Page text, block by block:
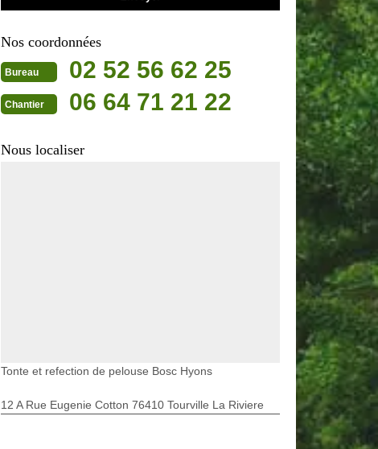
Nos coordonnées
Bureau 02 52 56 62 25
Chantier 06 64 71 21 22
Nous localiser
Tonte et refection de pelouse Bosc Hyons
12 A Rue Eugenie Cotton 76410 Tourville La Riviere